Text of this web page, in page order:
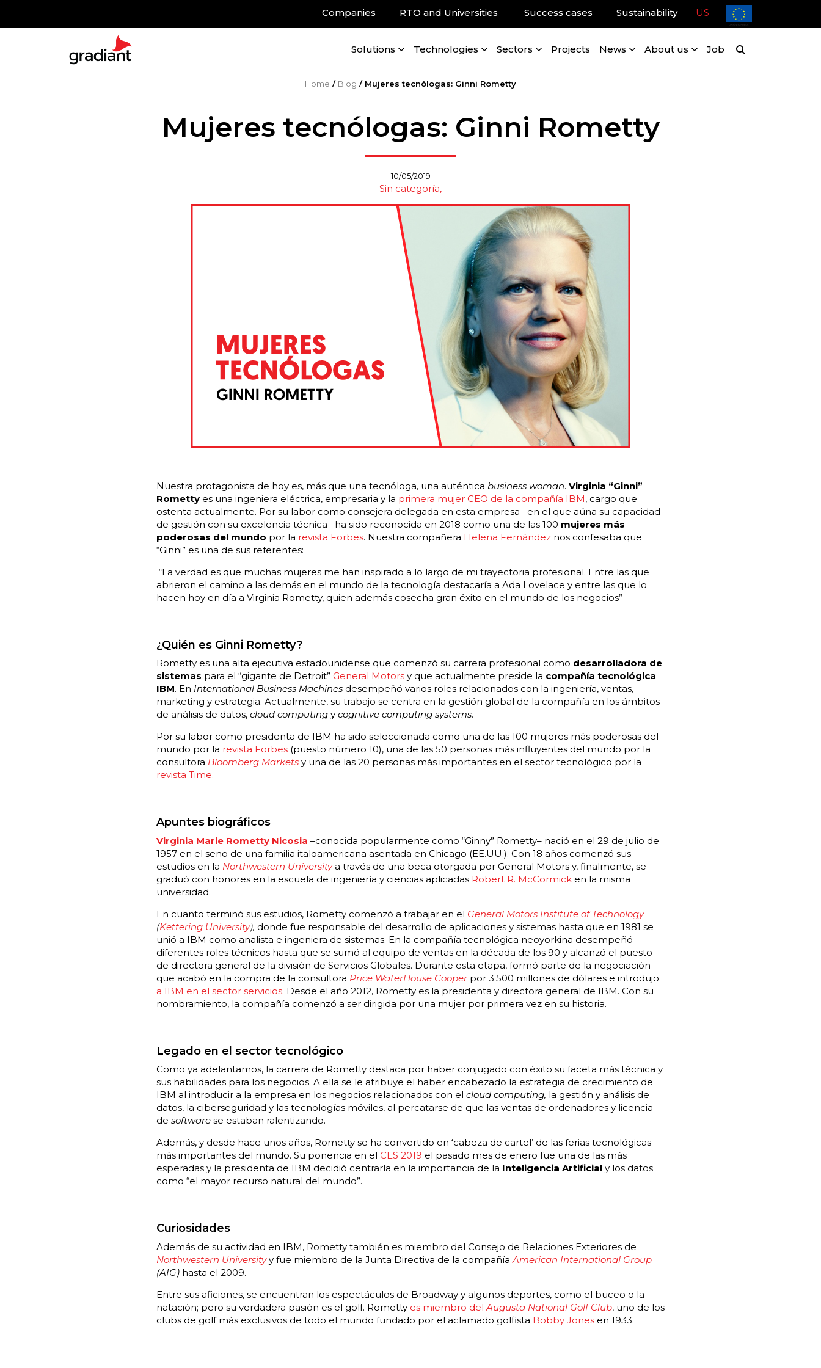
Companies RTO and Universities Success cases Sustainability US
Solutions Technologies Sectors Projects News About us Job
Home / Blog / Mujeres tecnólogas: Ginni Rometty
Mujeres tecnólogas: Ginni Rometty
10/05/2019
Sin categoría
Nuestra protagonista de hoy es, más que una tecnóloga, una auténtica business woman. Virginia “Ginni”
Romettyes una ingeniera eléctrica, empresaria y la primera mujer CEO de la compañía IBM, cargo que
ostenta actualmente. Por su labor como consejera delegada en esta empresa –en el que aúna su capacidad
de gestión con su excelencia técnica– ha sido reconocida en 2018 como una de las 100 mujeres más
poderosas del mundo por la revista Forbes. Nuestra compañera Helena Fernándeznos confesaba que
“Ginni” es una de sus referentes:
“La verdad es que muchas mujeres me han inspirado a lo largo de mi trayectoria profesional. Entre las que
abrieron el camino a las demás en el mundo de la tecnología destacaría a Ada Lovelace y entre las que lo
hacen hoy en día a Virginia Rometty, quien además cosecha gran éxito en el mundo de los negocios”
¿Quién es Ginni Rometty?
Rometty es una alta ejecutiva estadounidense que comenzó su carrera profesional como desarrolladora de
sistemas para el “gigante de Detroit” General Motorsy que actualmente preside la compañía tecnológica
IBM. En International Business Machinesdesempeñó varios roles relacionados con la ingeniería, ventas,
marketing y estrategia. Actualmente, su trabajo se centra en la gestión global de la compañía en los ámbitos
de análisis de datos, cloud computingy cognitive computing systems.
Por su labor como presidenta de IBM ha sido seleccionada como una de las 100 mujeres más poderosas del
mundo por la revista Forbes(puesto número 10), una de las 50 personas más influyentes del mundo por la
consultora Bloomberg Marketsy una de las 20 personas más importantes en el sector tecnológico por la
revista Time.
Apuntes biográficos
Virginia Marie Rometty Nicosia –conocida popularmente como “Ginny” Rometty– nació en el 29 de julio de
1957 en el seno de una familia italoamericana asentada en Chicago (EE.UU.). Con 18 años comenzó sus
estudios en la Northwestern Universitya través de una beca otorgada por General Motors y, finalmente, se
graduó con honores en la escuela de ingeniería y ciencias aplicadas Robert R. McCormicken la misma
universidad.
En cuanto terminó sus estudios, Rometty comenzó a trabajar en el General Motors Institute of Technology
(Kettering University), donde fue responsable del desarrollo de aplicaciones y sistemas hasta que en 1981 se
unió a IBM como analista e ingeniera de sistemas. En la compañía tecnológica neoyorkina desempeñó
diferentes roles técnicos hasta que se sumó al equipo de ventas en la década de los 90 y alcanzó el puesto
de directora general de la división de Servicios Globales. Durante esta etapa, formó parte de la negociación
que acabó en la compra de la consultora Price WaterHouse Cooperpor 3.500 millones de dólares e introdujo
a IBM en el sector servicios. Desde el año 2012, Rometty es la presidenta y directora general de IBM. Con su
nombramiento, la compañía comenzó a ser dirigida por una mujer por primera vez en su historia.
Legado en el sector tecnológico
Como ya adelantamos, la carrera de Rometty destaca por haber conjugado con éxito su faceta más técnica y
sus habilidades para los negocios. A ella se le atribuye el haber encabezado la estrategia de crecimiento de
IBM al introducir a la empresa en los negocios relacionados con el cloud computing, la gestión y análisis de
datos, la ciberseguridad y las tecnologías móviles, al percatarse de que las ventas de ordenadores y licencia
de softwarese estaban ralentizando.
Además, y desde hace unos años, Rometty se ha convertido en ‘cabeza de cartel’ de las ferias tecnológicas
más importantes del mundo. Su ponencia en el CES 2019 el pasado mes de enero fue una de las más
esperadas y la presidenta de IBM decidió centrarla en la importancia de la Inteligencia Artificialy los datos
como “el mayor recurso natural del mundo”.
Curiosidades
Además de su actividad en IBM, Rometty también es miembro del Consejo de Relaciones Exteriores de
Northwestern Universityy fue miembro de la Junta Directiva de la compañía American International Group
(AIG)hasta el 2009.
Entre sus aficiones, se encuentran los espectáculos de Broadway y algunos deportes, como el buceo o la
natación; pero su verdadera pasión es el golf. Rometty es miembro del Augusta National Golf Club, uno de los
clubs de golf más exclusivos de todo el mundo fundado por el aclamado golfista Bobby Jonesen 1933.